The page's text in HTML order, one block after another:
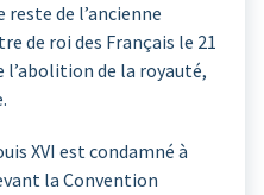
reste de l’ancienne
de roi des Français le 21
l’abolition de la royauté,
XVI est condamné à
la Convention